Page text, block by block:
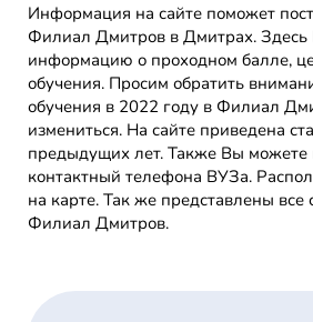
Информация на сайте поможет
Филиал Дмитров в Дмитрах. Здесь
информацию о проходном балле,
обучения. Просим обратить
обучения в 2022 году в Филиал
измениться. На сайте приведена
предыдущих лет. Также Вы можете
контактный телефона ВУЗа.
на карте. Так же представлены все
Филиал Дмитров.